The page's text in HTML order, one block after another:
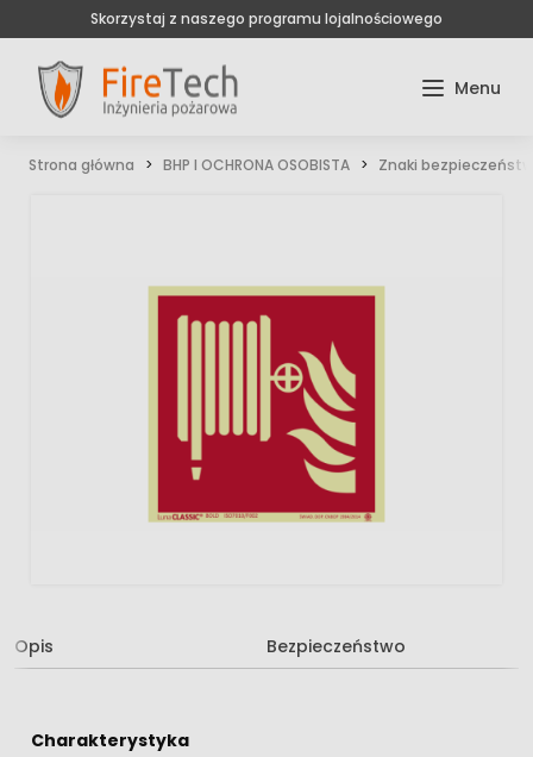
Skorzystaj z naszego programu lojalnościowego
Strona główna BHP I OCHRONA OSOBISTA Znaki
Opis Bezpieczeństwo
Charakterystyka